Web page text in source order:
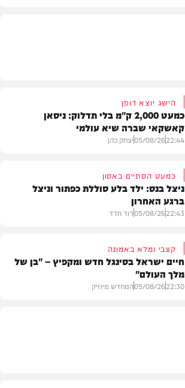
הישג יוצא דופן
כמעט 2,000 ק"מ בלי תדלוק: ניסאן
קאשקאי שברה שיא עולמי
22:44
05/08/26יצחק כהן
כמעט הסתיים באסון
ניצל בנס: ילד בלע סוללת כפתור וניצל
ברגע האחרון
22:43
05/08/26דוד חדד
קצבי ומלא באמונה
חיים ישראל בסינגל חדש ומקפיץ – "בן של
מלך העולם"
22:30
05/08/26המחדש מיוזיק